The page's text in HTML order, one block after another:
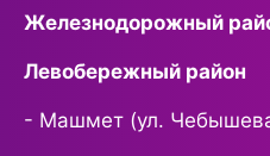
Железнодорожный
Левобережный район
- Машмет (ул.